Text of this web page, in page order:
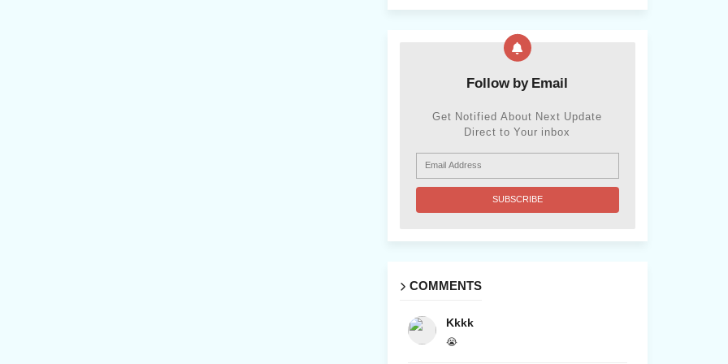
Follow by Email
Get Notified About Next Update
Direct to Your inbox
COMMENTS
Kkkk
😭